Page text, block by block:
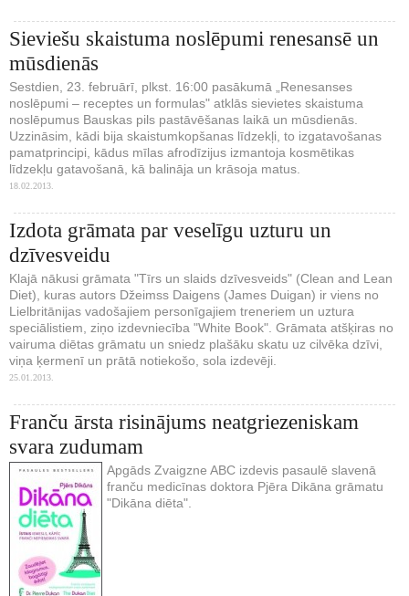
Sieviešu skaistuma noslēpumi renesansē un
mūsdienās
Sestdien, 23. februārī, plkst. 16:00 pasākumā „Renesanses
noslēpumi – receptes un formulas" atklās sievietes skaistuma
noslēpumus Bauskas pils pastāvēšanas laikā un mūsdienās.
Uzzināsim, kādi bija skaistumkopšanas līdzekļi, to izgatavošanas
pamatprincipi, kādus mīlas afrodīzijus izmantoja kosmētikas
līdzekļu gatavošanā, kā balināja un krāsoja matus.
18.02.2013.
Izdota grāmata par veselīgu uzturu un
dzīvesveidu
Klajā nākusi grāmata "Tīrs un slaids dzīvesveids" (Clean and Lean
Diet), kuras autors Džeimss Daigens (James Duigan) ir viens no
Lielbritānijas vadošajiem personīgajiem treneriem un uztura
speciālistiem, ziņo izdevniecība "White Book". Grāmata atšķiras no
vairuma diētas grāmatu un sniedz plašāku skatu uz cilvēka dzīvi,
viņa ķermenī un prātā notiekošo, sola izdevēji.
25.01.2013.
Franču ārsta risinājums neatgriezeniskam
svara zudumam
Apgāds Zvaigzne ABC izdevis pasaulē slavenā
franču medicīnas doktora Pjēra Dikāna grāmatu
"Dikāna diēta".